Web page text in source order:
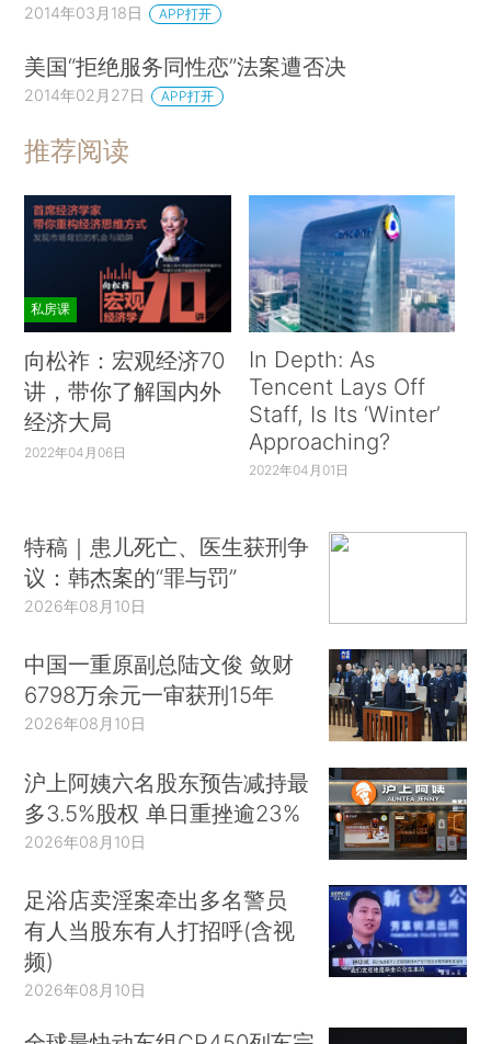
2014年03月18日 APP打开
美国“拒绝服务同性恋”法案遭否决
2014年02月27日 APP打开
推荐阅读
私房课
向松祚：宏观经济70
讲，带你了解国内外
经济大局
2022年04月06日
In Depth: As
Tencent Lays Off
Staff, Is Its ‘Winter’
Approaching?
2022年04月01日
特稿｜患儿死亡、医生获刑争
议：韩杰案的“罪与罚”
2026年08月10日
中国一重原副总陆文俊 敛财
6798万余元一审获刑15年
2026年08月10日
沪上阿姨六名股东预告减持最
多3.5%股权 单日重挫逾23%
2026年08月10日
足浴店卖淫案牵出多名警员
有人当股东有人打招呼(含视
频)
2026年08月10日